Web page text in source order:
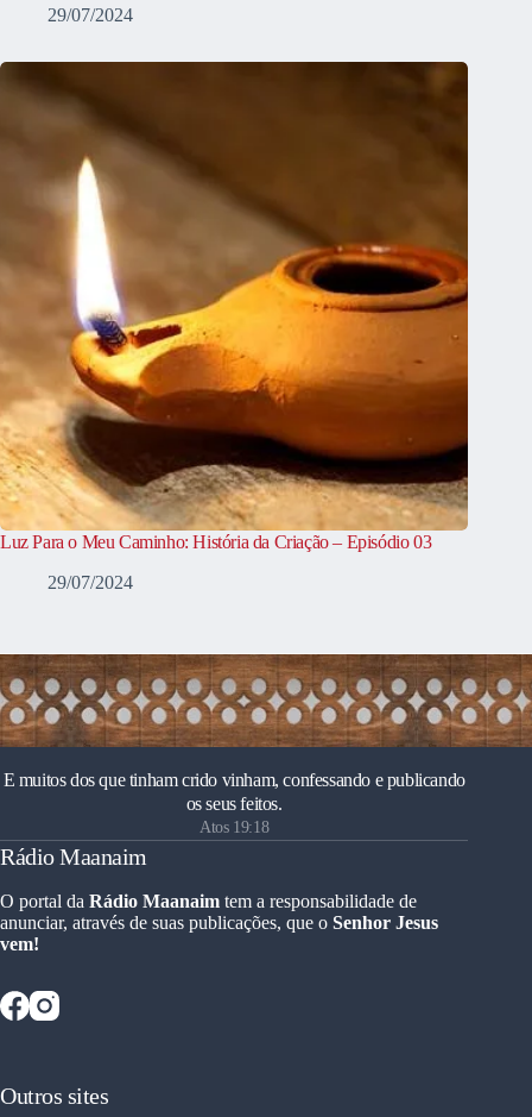
29/07/2024
Luz Para o Meu Caminho: História da Criação – Episódio 03
29/07/2024
E muitos dos que tinham crido vinham, confessando e publicando
os seus feitos.
Atos 19:18
Rádio Maanaim
O portal da Rádio Maanaim tem a responsabilidade de
anunciar, através de suas publicações, que o Senhor Jesus
vem!
Outros sites